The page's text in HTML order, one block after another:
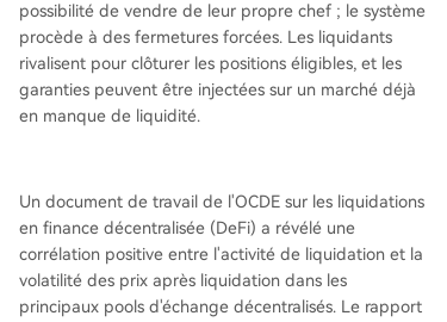
possibilité de vendre de leur propre chef ; le système
procède à des fermetures forcées. Les liquidants
rivalisent pour clôturer les positions éligibles, et les
garanties peuvent être injectées sur un marché déjà
en manque de liquidité.
Un document de travail de l'OCDE sur les liquidations
en finance décentralisée (DeFi) a révélé une
corrélation positive entre l'activité de liquidation et la
volatilité des prix après liquidation dans les
principaux pools d'échange décentralisés. Le rapport